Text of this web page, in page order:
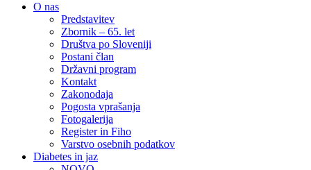
O nas
Predstavitev
Zbornik – 65. let
Društva po Sloveniji
Postani član
Državni program
Kontakt
Zakonodaja
Pogosta vprašanja
Fotogalerija
Register in Fiho
Varstvo osebnih podatkov
Diabetes in jaz